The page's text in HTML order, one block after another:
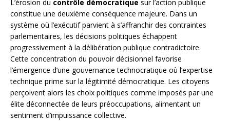
L’érosion du contrôle démocratique sur l’action publique
constitue une deuxième conséquence majeure. Dans un
système où l’exécutif parvient à s’affranchir des contraintes
parlementaires, les décisions politiques échappent
progressivement à la délibération publique contradictoire.
Cette concentration du pouvoir décisionnel favorise
l’émergence d’une gouvernance technocratique où l’expertise
technique prime sur la légitimité démocratique. Les citoyens
perçoivent alors les choix politiques comme imposés par une
élite déconnectée de leurs préoccupations, alimentant un
sentiment d’impuissance collective.